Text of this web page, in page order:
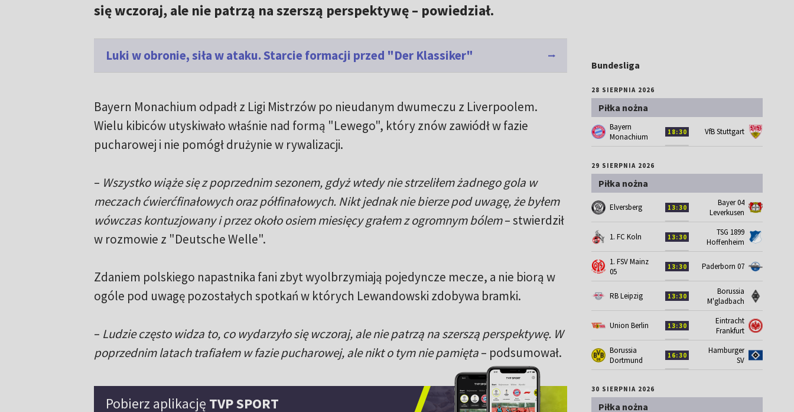
się wczoraj, ale nie patrzą na szerszą perspektywę – powiedział.
Luki w obronie, siła w ataku. Starcie formacji przed "Der Klassiker"
Bayern Monachium odpadł z Ligi Mistrzów po nieudanym dwumeczu z Liverpoolem.
Wielu kibiców utyskiwało właśnie nad formą "Lewego", który znów zawiódł w fazie
pucharowej i nie pomógł drużynie w rywalizacji.
– Wszystko wiąże się z poprzednim sezonem, gdyż wtedy nie strzeliłem żadnego gola w
meczach ćwierćfinałowych oraz półfinałowych. Nikt jednak nie bierze pod uwagę, że byłem
wówczas kontuzjowany i przez około osiem miesięcy grałem z ogromnym bólem– stwierdził
w rozmowie z "Deutsche Welle".
Zdaniem polskiego napastnika fani zbyt wyolbrzymiają pojedyncze mecze, a nie biorą w
ogóle pod uwagę pozostałych spotkań w których Lewandowski zdobywa bramki.
– Ludzie często widza to, co wydarzyło się wczoraj, ale nie patrzą na szerszą perspektywę. W
poprzednim latach trafiałem w fazie pucharowej, ale nikt o tym nie pamięta– podsumował.
Pobierz aplikację TVP SPORT
Bundesliga
28 SIERPNIA 2026
Piłka nożna
Bayern
Monachium
18:30 VfB Stuttgart
29 SIERPNIA 2026
Piłka nożna
Elversberg 13:30
Bayer 04
Leverkusen
1. FC Koln 13:30
TSG 1899
Hoffenheim
1. FSV Mainz
05
13:30 Paderborn 07
RB Leipzig 13:30
Borussia
M'gladbach
Union Berlin 13:30
Eintracht
Frankfurt
Borussia
Dortmund
16:30
Hamburger
SV
30 SIERPNIA 2026
Piłka nożna